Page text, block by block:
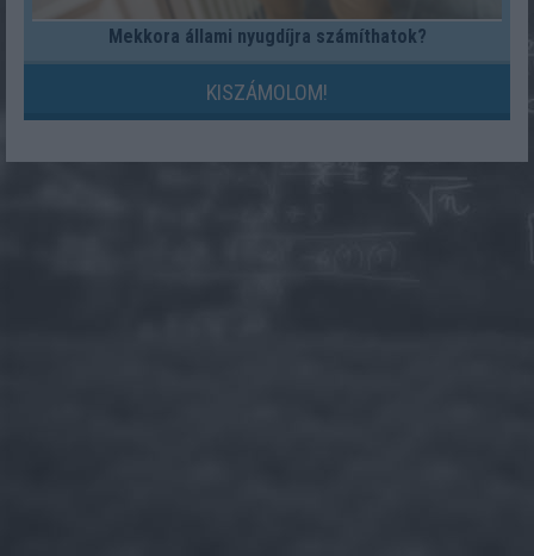
Mekkora állami nyugdíjra számíthatok?
KISZÁMOLOM!